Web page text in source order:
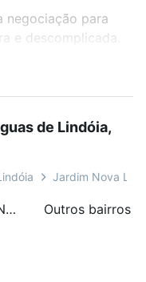
negociação para
e descomplicada.
encontrar a
2 quartos à
de Lindóia,
uma visita
é grátis, sem
com mais de 46
de Lindóia,
Jardim Nova
Mais apartamentos em Jardim Nova Lindóia